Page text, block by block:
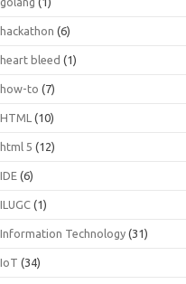
hackathon (6)
heart bleed (1)
how-to (7)
HTML (10)
html 5 (12)
IDE (6)
ILUGC (1)
Information Technology (31)
IoT (34)